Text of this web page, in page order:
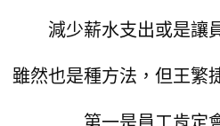
減少薪水支出或是讓
雖然也是種方法，但王繁